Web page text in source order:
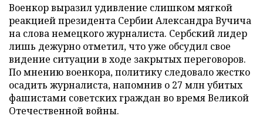
Военкор выразил удивление слишком мягкой
реакцией президента Сербии Александра Вучича
на слова немецкого журналиста. Сербский лидер
лишь дежурно отметил, что уже обсудил свое
видение ситуации в ходе закрытых переговоров.
По мнению военкора, политику следовало жестко
осадить журналиста, напомнив о 27 млн убитых
фашистами советских граждан во время Великой
Отечественной войны.